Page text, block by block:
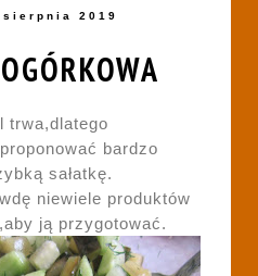
2019
trwa,dlatego
bardzo
sałatkę.
niewiele produktów
ją przygotować.